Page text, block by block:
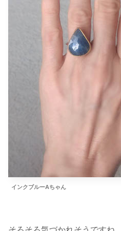
インクブルーAちゃん